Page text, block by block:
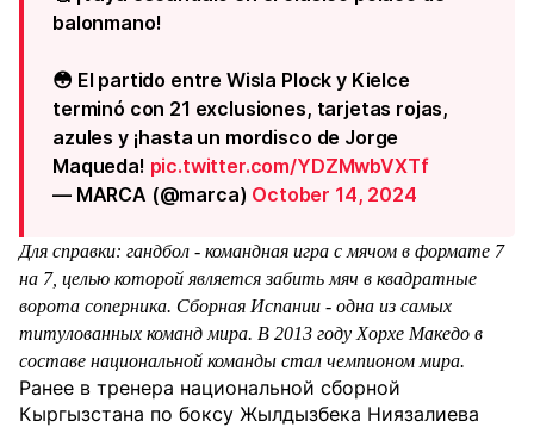
balonmano!
😳 El partido entre Wisla Plock y Kielce
terminó con 21 exclusiones, tarjetas rojas,
azules y ¡hasta un mordisco de Jorge
Maqueda! pic.twitter.com/YDZMwbVXTf
— MARCA (@marca) October 14, 2024
Для справки: гандбол - командная игра с мячом в формате 7
на 7, целью которой является забить мяч в квадратные
ворота соперника. Сборная Испании - одна из самых
титулованных команд мира. В 2013 году Хорхе Македо в
составе национальной команды стал чемпионом мира.
Ранее в тренера национальной сборной
Кыргызстана по боксу Жылдызбека Ниязалиева